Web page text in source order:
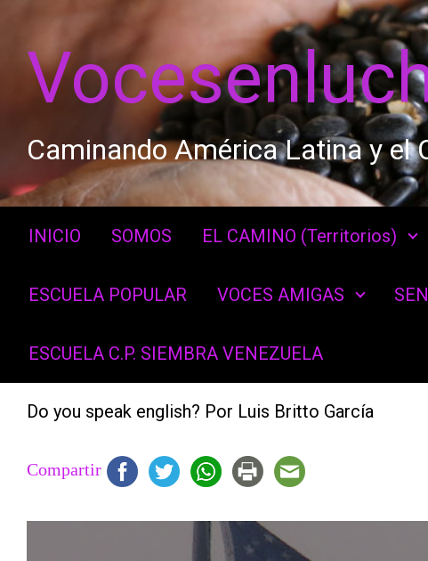
Caminando América Latina y el
INICIO SOMOS EL CAMINO (Territorios)
ESCUELA POPULAR VOCES AMIGAS
ESCUELA C.P. SIEMBRA VENEZUELA
Do you speak english? Por Luis Britto García
Compartir